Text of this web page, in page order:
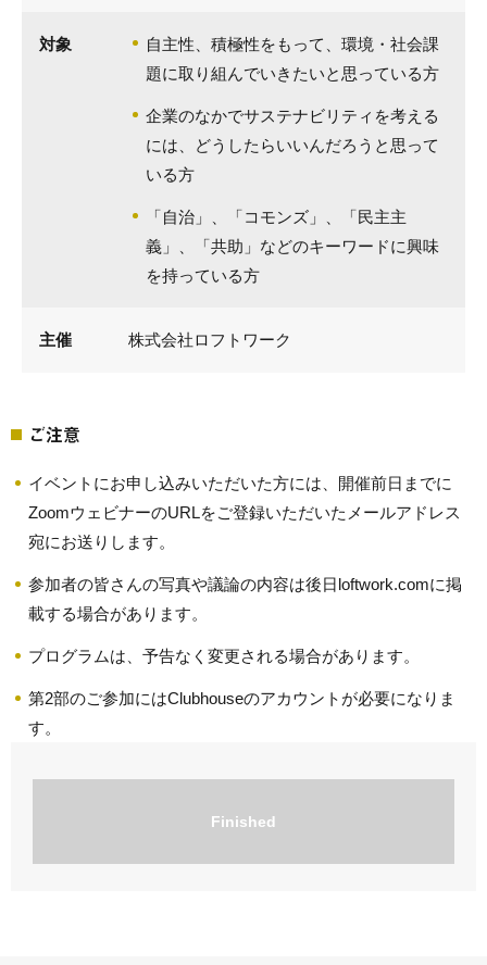
対象
自主性、積極性をもって、環境・社会課
題に取り組んでいきたいと思っている方
企業のなかでサステナビリティを考える
には、どうしたらいいんだろうと思って
いる方
「自治」、「コモンズ」、「民主主
義」、「共助」などのキーワードに興味
を持っている方
主催 株式会社ロフトワーク
ご注意
イベントにお申し込みいただいた方には、開催前日までに
ZoomウェビナーのURLをご登録いただいたメールアドレス
宛にお送りします。
参加者の皆さんの写真や議論の内容は後日loftwork.comに掲
載する場合があります。
プログラムは、予告なく変更される場合があります。
第2部のご参加にはClubhouseのアカウントが必要になりま
す。
Finished